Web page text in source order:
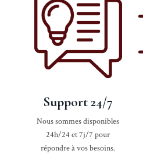
Support 24/7
Nous sommes disponibles
24h/24 et 7j/7 pour
répondre à vos besoins.